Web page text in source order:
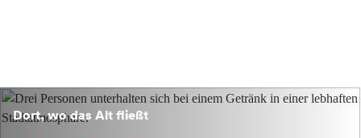
Dort, wo das Alt fließt